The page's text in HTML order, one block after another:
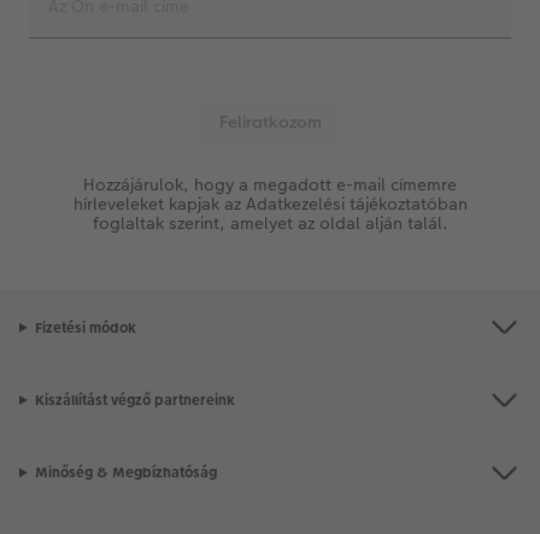
Hozzájárulok, hogy a megadott e-mail címemre
hírleveleket kapjak az Adatkezelési tájékoztatóban
foglaltak szerint, amelyet az oldal alján talál.
Fizetési módok
Kiszállítást végző partnereink
Minőség & Megbízhatóság